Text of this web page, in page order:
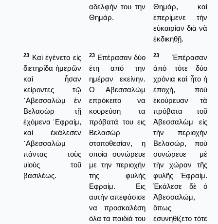
αδελφήν του την
Θημάρ.
Θημάρ, καὶ
ἐπερίμενε τὴν
εὐκαιρίαν διὰ νὰ
ἐκδικηθῇ.
23 Καὶ ἐγένετο εἰς
διετηρίδα ἡμερῶν
καὶ ἦσαν
κείροντες τῷ
᾿Αβεσσαλὼμ ἐν
Βελασὼρ τῇ
ἐχόμενα ᾿Εφραίμ,
καὶ ἐκάλεσεν
᾿Αβεσσαλὼμ
πάντας τοὺς
υἱοὺς τοῦ
βασιλέως.
23 Επέρασαν δύο
έτη από την
ημέραν εκείνην.
Ο Αβεσσαλώμ
επρόκειτο να
κουρεύση τα
πρόβατά του εις
Βελασώρ
στοποθεσίαν, η
οποία συνώρευε
με την περιοχήν
της φυλής
Εφραίμ. Εις
αυτήν απεφάσισε
να προσκαλέση
όλα τα παιδιά του
23
Ἐπέρασαν
ἀπὸ τότε δύο
χρόνια καὶ ἦτο ἡ
ἐποχή, ποὺ
ἐκούρευαν τὰ
πρόβατα τοῦ
Ἀβεσσαλὼμ εἰς
τὴν περιοχὴν
Βελασώρ, ποὺ
συνώρευε μὲ
τὴν χώραν τῆς
φυλῆς Ἐφραίμ.
Ἐκάλεσε δὲ ὁ
Ἀβεσσαλώμ,
ὅπως
ἐσυνηθίζετο τότε